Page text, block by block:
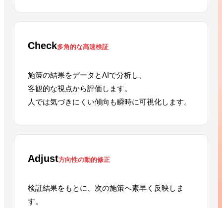
Check多角的な高速検証
施策の結果をデータとAIで分析し、
客観的な視点から評価します。
人では気づきにくい傾向も瞬時に可視化します。
Adjust方向性の動的修正
検証結果をもとに、次の施策へ素早く反映しま
す。